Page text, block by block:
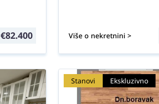
€82.400 Više o nekretnini >
Stanovi Ekskluzivno